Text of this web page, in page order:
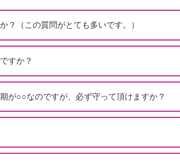
？（この質問がとても多いです。）
すか？
が○○なのですが、必ず守って頂けますか？